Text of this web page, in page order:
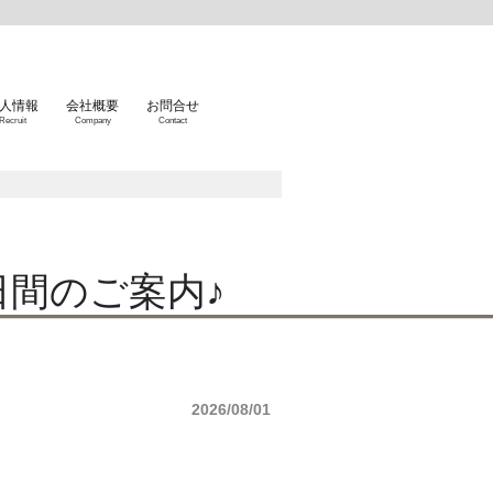
情報 会社概要
Company
お問合せ
Contact
のご案内♪
2026/08/01